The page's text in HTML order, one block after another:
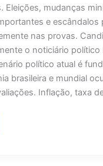
Eleições, mudanças
e escândalos
nas provas.
o noticiário político
político atual é
brasileira e mundial
Inflação, taxa